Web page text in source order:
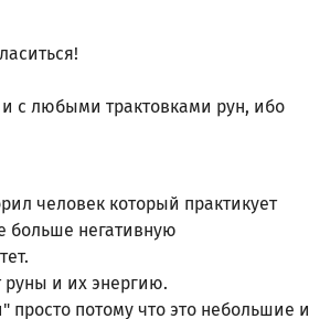
с любыми трактовками рун, ибо
человек который практикует
больше негативную
руны и их энергию.
потому что это небольшие и